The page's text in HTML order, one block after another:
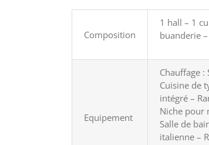
Composition
1 hall – 1
buanderie
Equipement
Chauffage
Cuisine de
intégré –
Niche pour
Salle de
italienne –